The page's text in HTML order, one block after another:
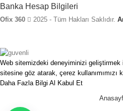
Banka Hesap Bilgileri
Ofix 360 2025 - Tüm Hakları Saklıdır.
Web sitemizdeki deneyiminizi geliştirmek
sitesine göz atarak, çerez kullanımımızı
Daha Fazla Bilgi Al Kabul Et